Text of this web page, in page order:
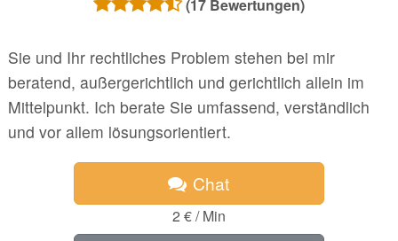
(17Bewertungen)
Sie und Ihr rechtliches Problem stehen bei mir
beratend, außergerichtlich und gerichtlich allein im
Mittelpunkt. Ich berate Sie umfassend, verständlich
und vor allem lösungsorientiert.
Chat
2 € / Min